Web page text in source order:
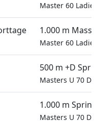
Master 60
1.000 m
Master 60
500 m +D
Masters U 70
1.000 m
Masters U 70